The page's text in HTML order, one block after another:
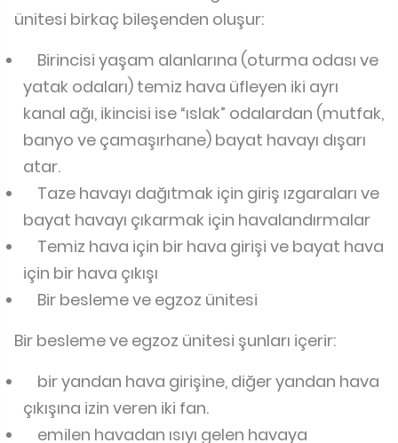
ünitesi birkaç bileşenden oluşur:
Birincisi yaşam alanlarına (oturma odası ve
yatak odaları) temiz hava üfleyen iki ayrı
kanal ağı, ikincisi ise “ıslak” odalardan (mutfak,
banyo ve çamaşırhane) bayat havayı dışarı
atar.
Taze havayı dağıtmak için giriş ızgaraları ve
bayat havayı çıkarmak için havalandırmalar
Temiz hava için bir hava girişi ve bayat hava
için bir hava çıkışı
Bir besleme ve egzoz ünitesi
Bir besleme ve egzoz ünitesi şunları içerir:
bir yandan hava girişine, diğer yandan hava
çıkışına izin veren iki fan.
emilen havadan ısıyı gelen havaya